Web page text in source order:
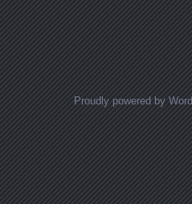
Proudly powered by